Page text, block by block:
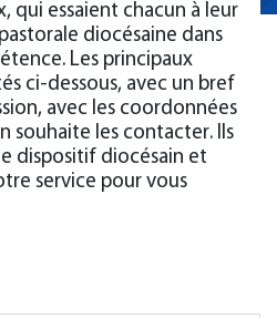
qui essaient chacun à leur
diocésaine dans
Les principaux
ci-dessous, avec un bref
avec les coordonnées
souhaite les contacter. Ils
dispositif diocésain et
service pour vous